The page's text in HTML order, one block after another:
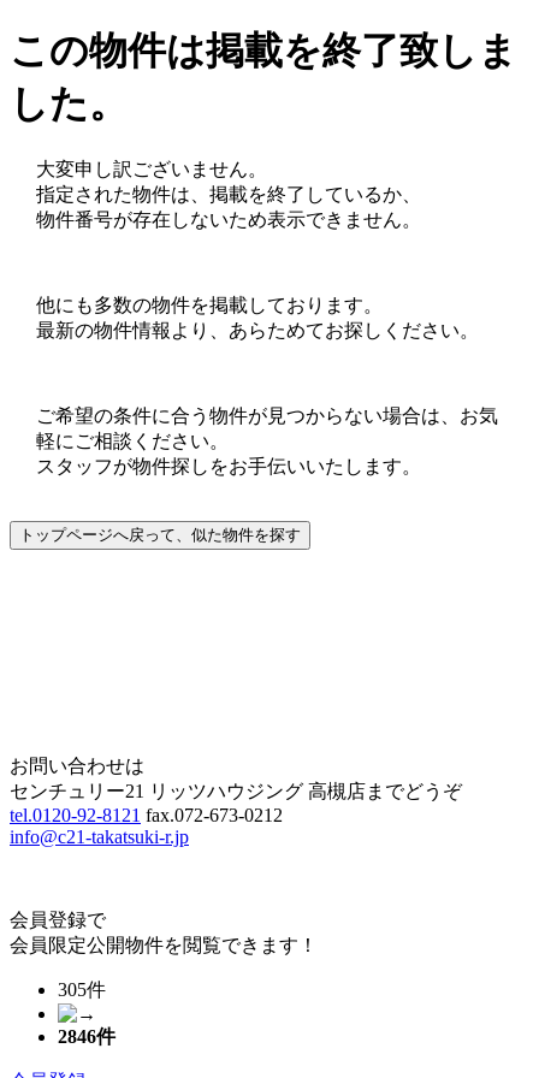
この物件は掲載を終了致しま
した。
大変申し訳ございません。
指定された物件は、掲載を終了しているか、
物件番号が存在しないため表示できません。
他にも多数の物件を掲載しております。
最新の物件情報より、あらためてお探しください。
ご希望の条件に合う物件が見つからない場合は、お気
軽にご相談ください。
スタッフが物件探しをお手伝いいたします。
お問い合わせは
センチュリー21 リッツハウジング 高槻店までどうぞ
tel.0120-92-8121 fax.072-673-0212
info@c21-takatsuki-r.jp
会員登録で
会員限定公開物件を閲覧できます！
305件
2846件